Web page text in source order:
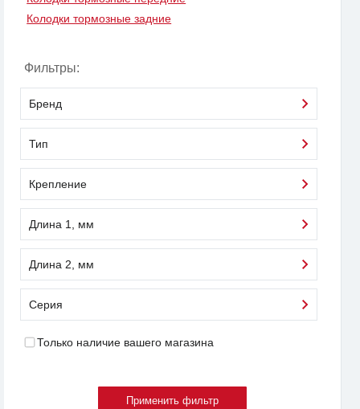
Колодки тормозные задние
Фильтры:
Бренд
Тип
Крепление
Длина 1, мм
Длина 2, мм
Серия
Только наличие вашего магазина